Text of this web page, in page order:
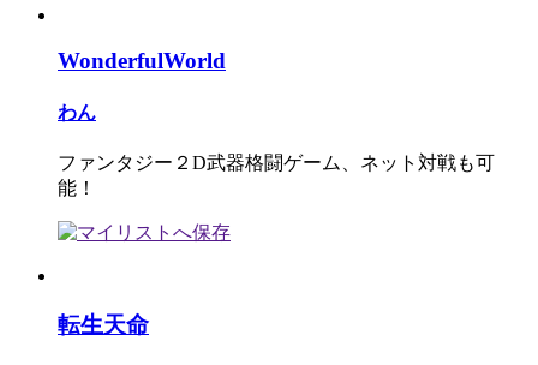
WonderfulWorld
わん
ファンタジー２D武器格闘ゲーム、ネット対戦も可
能！
転生天命